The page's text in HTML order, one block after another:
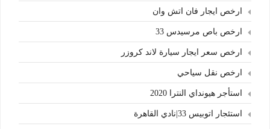
ارخص ايجار فان اتش وان
ارخص باص مرسيدس 33
ارخص سعر ايجار سيارة لاند كروزر
ارخص نقل سياحي
استأجر هيونداي النترا 2020
استئجار اتوبيس 33|نادي القاهرة